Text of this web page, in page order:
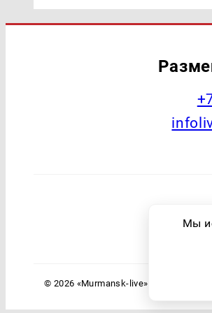
© 2026 «Murmansk-live» | Все права
Мы